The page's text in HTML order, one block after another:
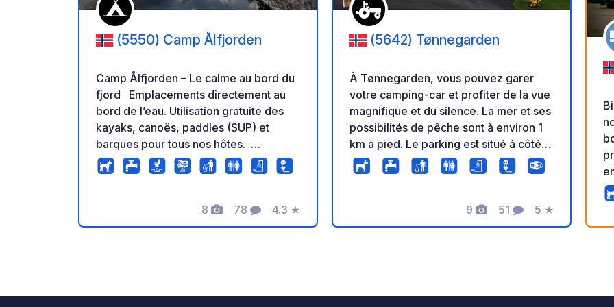
(5550) Camp Ålfjorden
Camp Ålfjorden – Le calme au bord du
fjord Emplacements directement au
bord de l’eau. Utilisation gratuite des
kayaks, canoës, paddles (SUP) et
barques pour tous nos hôtes.
Bienvenue à Camp Ålfjorden, un petit
camping familial situé au bord du fjord
de la Norvège. De nombreux
emplacements se trouvent directement
8
Photos
78
Commentaires
4.3
Note
★
(5642) Tønnegarden
À Tønnegarden, vous pouvez garer
votre camping-car et profiter de la vue
magnifique et du silence. La mer et ses
possibilités de pêche sont à environ 1
km à pied. Le parking est situé à côté
d'une fabrique de tonneaux, où vous
pourrez également visiter le musée.
voyage : Le meilleur moyen de se
9
Photos
51
Commentaires
5
Note
★